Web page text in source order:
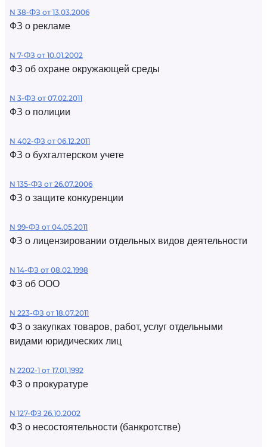
N 38-ФЗ от 13.03.2006
ФЗ о рекламе
N 7-ФЗ от 10.01.2002
ФЗ об охране окружающей среды
N 3-ФЗ от 07.02.2011
ФЗ о полиции
N 402-ФЗ от 06.12.2011
ФЗ о бухгалтерском учете
N 135-ФЗ от 26.07.2006
ФЗ о защите конкуренции
N 99-ФЗ от 04.05.2011
ФЗ о лицензировании отдельных видов деятельности
N 14-ФЗ от 08.02.1998
ФЗ об ООО
N 223-ФЗ от 18.07.2011
ФЗ о закупках товаров, работ, услуг отдельными
видами юридических лиц
N 2202-1 от 17.01.1992
ФЗ о прокуратуре
N 127-ФЗ 26.10.2002
ФЗ о несостоятельности (банкротстве)